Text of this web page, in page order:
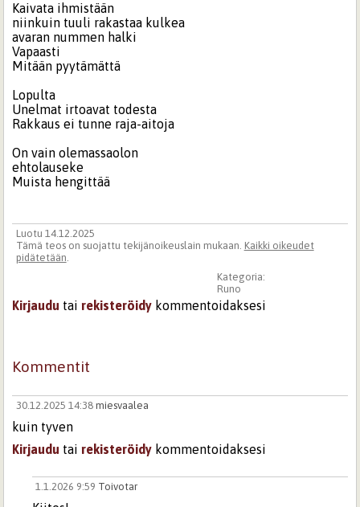
Kaivata ihmistään
niinkuin tuuli rakastaa kulkea
avaran nummen halki
Vapaasti
Mitään pyytämättä
Lopulta
Unelmat irtoavat todesta
Rakkaus ei tunne raja-aitoja
On vain olemassaolon
ehtolauseke
Muista hengittää
Luotu 14.12.2025
Tämä teos on suojattu tekijänoikeuslain mukaan. Kaikki oikeudet
pidätetään.
Kategoria:
Runo
Kirjaudu tai rekisteröidy kommentoidaksesi
Kommentit
30.12.2025 14:38 miesvaalea
kuin tyven
Kirjaudu tai rekisteröidy kommentoidaksesi
1.1.2026 9:59 Toivotar